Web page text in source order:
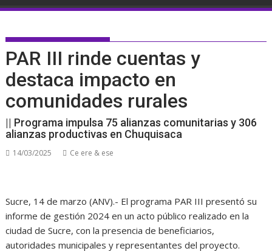
PAR III rinde cuentas y
destaca impacto en
comunidades rurales
|| Programa impulsa 75 alianzas comunitarias y 306
alianzas productivas en Chuquisaca
14/03/2025 Ce ere & ese
Sucre, 14 de marzo (ANV).- El programa PAR III presentó su
informe de gestión 2024 en un acto público realizado en la
ciudad de Sucre, con la presencia de beneficiarios,
autoridades municipales y representantes del proyecto.